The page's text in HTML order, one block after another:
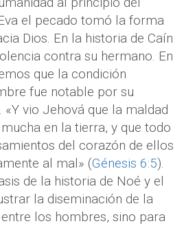
el pecado tomó la forma
Dios. En la historia de Caín
contra su hermano. En
que la condición
fue notable por su
vio Jehová que la maldad
en la tierra, y que todo
del corazón de ellos
al mal» (Génesis 6:5).
de la historia de Noé y el
la diseminación de la
los hombres, sino para